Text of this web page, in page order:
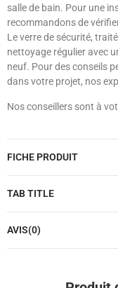
salle de bain. Pour une
recommandons de
Le verre de sécurité,
nettoyage régulier avec
neuf. Pour des conseils
dans votre projet, nos
Nos conseillers sont à
FICHE PRODUIT
TAB TITLE
AVIS(0)